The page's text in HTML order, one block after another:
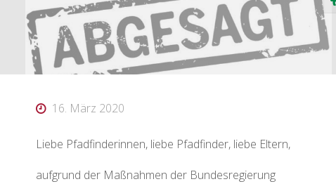
16. März 2020
Liebe Pfadfinderinnen, liebe Pfadfinder, liebe Eltern,
aufgrund der Maßnahmen der Bundesregierung